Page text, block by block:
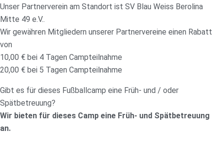
Unser Partnerverein am Standort ist SV Blau Weiss Berolina
Mitte 49 e.V..
Wir gewähren Mitgliedern unserer Partnervereine einen Rabatt
von
10,00 € bei 4 Tagen Campteilnahme
20,00 € bei 5 Tagen Campteilnahme
Gibt es für dieses Fußballcamp eine Früh- und / oder
Spätbetreuung?
Wir bieten für dieses Camp eine Früh- und Spätbetreuung
an.